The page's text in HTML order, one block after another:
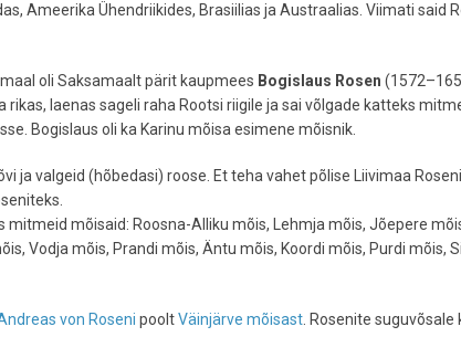
Ameerika Ühendriikides, Brasiilias ja Austraalias. Viimati said
oli Saksamaalt pärit kaupmees Bogislaus Rosen
rikas, laenas sageli raha Rootsi riigile ja sai võlgade katteks
Bogislaus oli ka Karinu mõisa esimene mõisnik.
ja valgeid (hõbedasi) roose. Et teha vahet põlise Liivimaa
mitmeid mõisaid: Roosna-Alliku mõis, Lehmja mõis, Jõepere
Vodja mõis, Prandi mõis, Äntu mõis, Koordi mõis, Purdi mõis,
von Roseni pooltVäinjärve mõisast . Rosenite